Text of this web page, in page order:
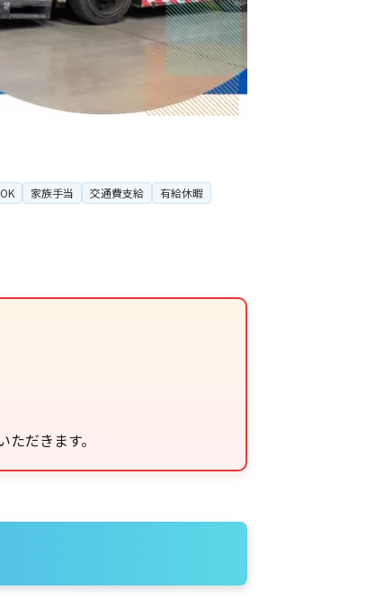
家族手当 交通費支給
有給休暇
だきます。